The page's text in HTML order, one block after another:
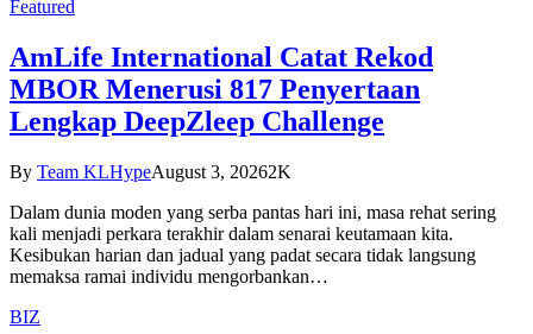
Featured
AmLife International Catat Rekod
MBOR Menerusi 817 Penyertaan
Lengkap DeepZleep Challenge
By Team KLHypeAugust 3, 20262K
Dalam dunia moden yang serba pantas hari ini, masa rehat sering
kali menjadi perkara terakhir dalam senarai keutamaan kita.
Kesibukan harian dan jadual yang padat secara tidak langsung
memaksa ramai individu mengorbankan…
BIZ